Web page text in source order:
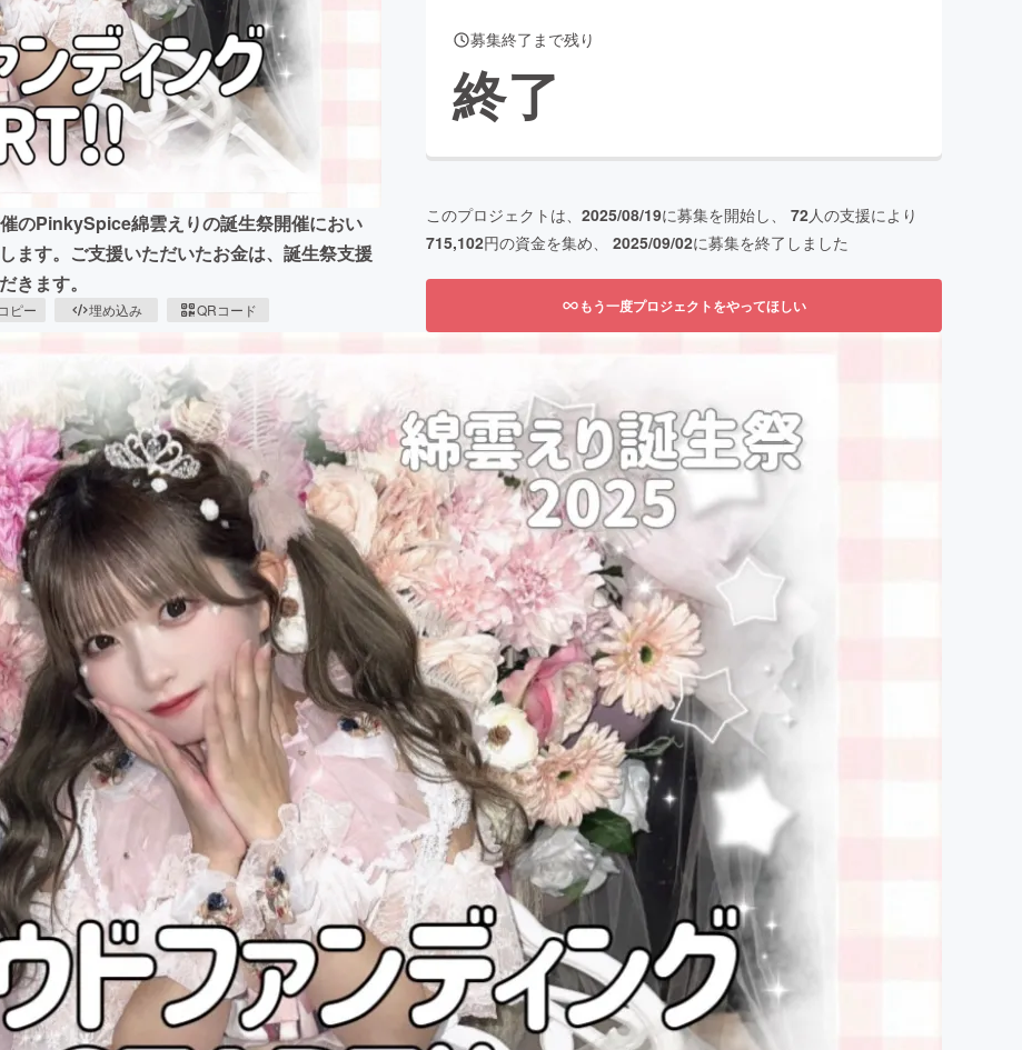
CAMPFIRE for Social Good
CAMPFIREふるさと納税machi-ya
のPinkySpice綿雲えりの誕生祭開催におい
ます。ご支援いただいたお金は、誕生祭支援
きます。
ピー 埋め込み QRコード
募集終了まで残り
終了
このプロジェクトは、 2025/08/19に募集を開始し、 72人の支援により
715,102円の資金を集め、 2025/09/02に募集を終了しました
もう一度プロジェクトをやってほしい